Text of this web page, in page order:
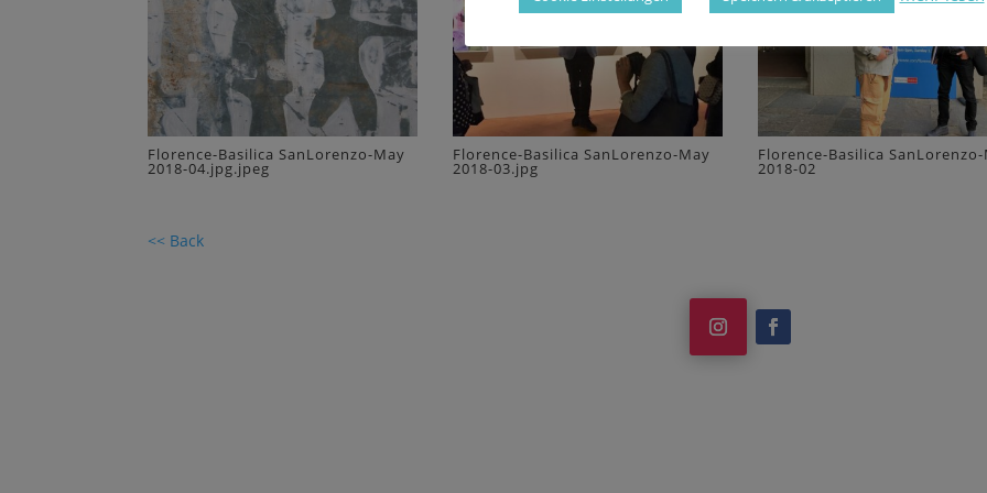
Florence-Basilica SanLorenzo-May
2018-04.jpg.jpeg
Florence-Basilica SanLorenzo-May
2018-03.jpg
Florence-Basilica
2018-02
<< Back